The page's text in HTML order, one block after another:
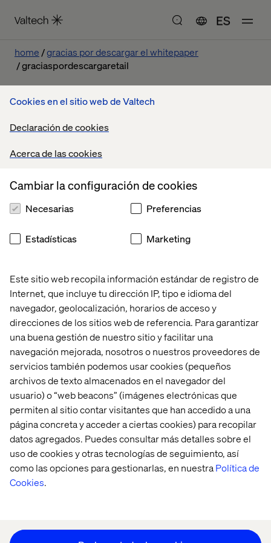
Cookies en el sitio web de Valtech
Declaración de cookies
Acerca de las cookies
Este sitio web recopila información estándar de registro de
Internet, que incluye tu dirección IP, tipo e idioma del
navegador, geolocalización, horarios de acceso y
direcciones de los sitios web de referencia. Para garantizar
una buena gestión de nuestro sitio y facilitar una
navegación mejorada, nosotros o nuestros proveedores de
servicios también podemos usar cookies (pequeños
archivos de texto almacenados en el navegador del
usuario) o “web beacons” (imágenes electrónicas que
permiten al sitio contar visitantes que han accedido a una
página concreta y acceder a ciertas cookies) para recopilar
datos agregados. Puedes consultar más detalles sobre el
uso de cookies y otras tecnologías de seguimiento, así
como las opciones para gestionarlas, en nuestraPolítica de
Cookies.
Cambiar la configuración de cookies
Necesarias Preferencias
Estadísticas Marketing
ES
home
gracias por descargar el whitepaper
graciaspordescargaretail
¡Muchas Gracias!
encontrarás el enlace de descarga en tu e-mail.
Conectemos
Home
Acerca de
Oficinas
Quiénes somos
Configuración de cookies
Aviso de Privacidad